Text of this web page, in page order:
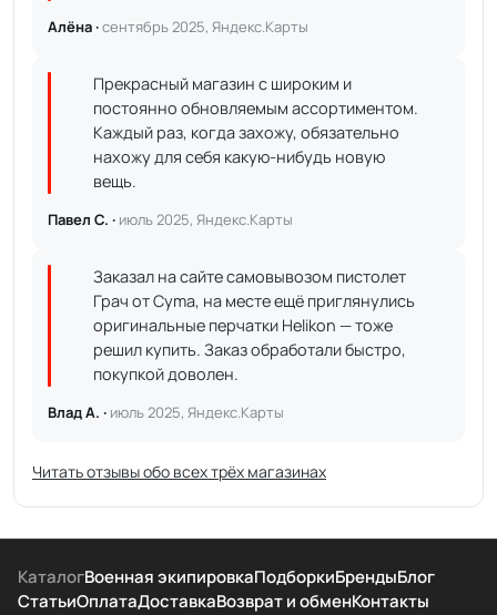
Алёна ·сентябрь 2025, Яндекс.Карты
Прекрасный магазин с широким и
постоянно обновляемым ассортиментом.
Каждый раз, когда захожу, обязательно
нахожу для себя какую-нибудь новую
вещь.
Павел С. · июль 2025, Яндекс.Карты
Заказал на сайте самовывозом пистолет
Грач от Cyma, на месте ещё приглянулись
оригинальные перчатки Helikon — тоже
решил купить. Заказ обработали быстро,
покупкой доволен.
Влад А. · июль 2025, Яндекс.Карты
Читать отзывы обо всех трёх магазинах
КаталогВоенная экипировкаПодборкиБрендыБлог
СтатьиОплатаДоставкаВозврат и обменКонтакты